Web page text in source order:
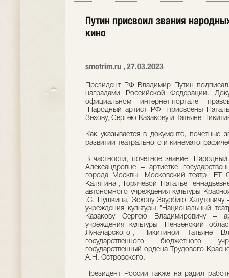
Путин присвоил звания
кино
smotrim.ru , 27.03.2023
Президент РФ Владимир Путин
наградами Российской Федерации.
официальном интернет-портале
"Народный артист РФ" присвоены
Зехову, Сергею Казакову и Татьяне
Как указывается в документе, почетные
развитии театрального и
В частности, почетное звание
Александровне – артистке
города Москвы "Московский театр "ET
Калягина", Горячевой Наталье
автономного учреждения культуры
.С. Пушкина, Зехову Заурбию Хатутовичу
учреждения культуры "Национальный
Казакову Cepгею Владимировичу –
учреждения культуры "Пензенский
Луначарского", Никитиной Татьяне
государственного бюджетного
государственный ордена Трудового
А.Н. Островского.
Президент России также наградил